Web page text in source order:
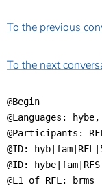
To the previous
To the next
@Begin
@Languages:
@Participants:
@ID:
@ID:
@L1 of RFL: brms